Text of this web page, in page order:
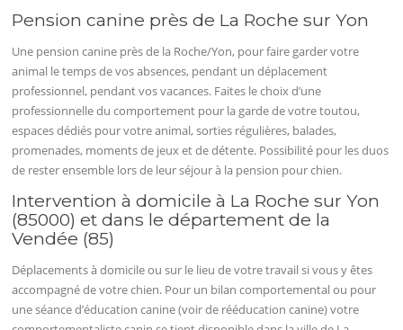
Pension canine près de La Roche sur Yon
Une pension canine près de la Roche/Yon, pour faire garder votre
animal le temps de vos absences, pendant un déplacement
professionnel, pendant vos vacances. Faites le choix d’une
professionnelle du comportement pour la garde de votre toutou,
espaces dédiés pour votre animal, sorties régulières, balades,
promenades, moments de jeux et de détente. Possibilité pour les duos
de rester ensemble lors de leur séjour à la pension pour chien.
Intervention à domicile à La Roche sur Yon
(85000) et dans le département de la
Vendée (85)
Déplacements à domicile ou sur le lieu de votre travail si vous y êtes
accompagné de votre chien. Pour un bilan comportemental ou pour
une séance d’éducation canine (voir de rééducation canine) votre